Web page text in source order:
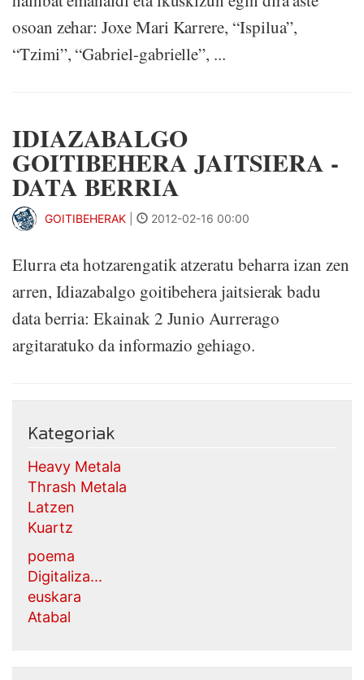
osoan zehar: Joxe Mari Karrere, “Ispilua”,
“Tzimi”, “Gabriel-gabrielle”, ...
IDIAZABALGO
GOITIBEHERA JAITSIERA -
DATA BERRIA
GOITIBEHERAK 2012-02-16 00:00
Elurra eta hotzarengatik atzeratu beharra izan zen
arren, Idiazabalgo goitibehera jaitsierak badu
data berria: Ekainak 2 Junio Aurrerago
argitaratuko da informazio gehiago.
Kategoriak
Heavy Metala
Thrash Metala
Latzen
Kuartz
poema
Digitaliza...
euskara
Atabal